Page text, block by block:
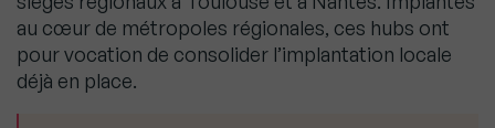
au cœur de métropoles régionales, ces hubs ont
pour vocation de consolider l’implantation locale
déjà en place.